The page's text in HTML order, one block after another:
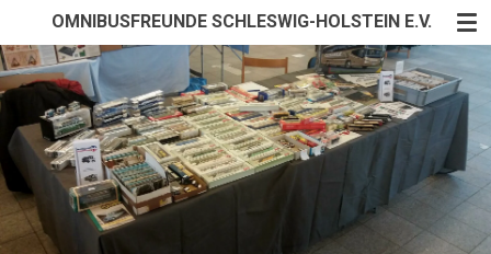
Hauptinhalt
springen
OMNIBUSFREUNDE SCHLESWIG-HOLSTEIN E.V.